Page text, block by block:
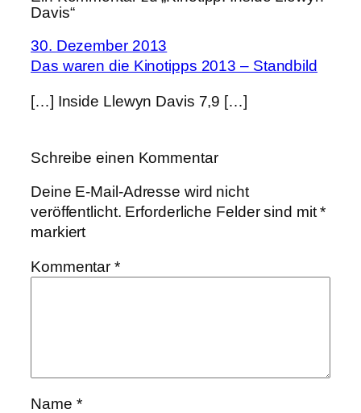
Davis“
30. Dezember 2013
Das waren die Kinotipps 2013 – Standbild
[…] Inside Llewyn Davis 7,9 […]
Schreibe einen Kommentar
Deine E-Mail-Adresse wird nicht
veröffentlicht. Erforderliche Felder sind mit*
markiert
Kommentar*
Name *